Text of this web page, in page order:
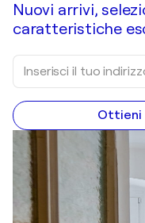
Nuovi arrivi,
caratteristiche
Ottieni